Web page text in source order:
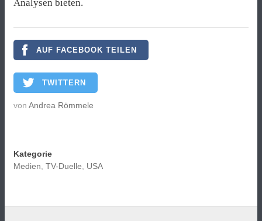
Analysen bieten.
AUF FACEBOOK TEILEN
TWITTERN
von Andrea Römmele
Kategorie
Medien TV-Duelle USA